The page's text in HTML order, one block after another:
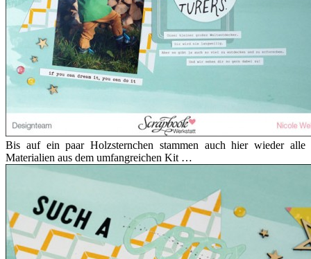
Bis auf ein paar Holzsternchen stammen auch hier wieder alle
Materialien aus dem umfangreichen Kit …